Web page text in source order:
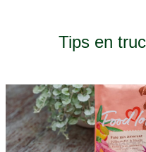
Tips en